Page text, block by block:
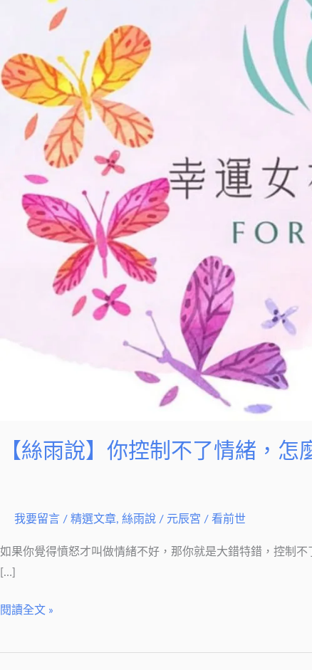
【絲雨說】你控制不了情緒，怎
我要留言 / 精選文章, 絲雨說 / 元辰宮 / 看前世
如果你覺得憤怒才叫做情緒不好，那你就是大錯特錯，控制
[…]
好
這
閱讀全文 »